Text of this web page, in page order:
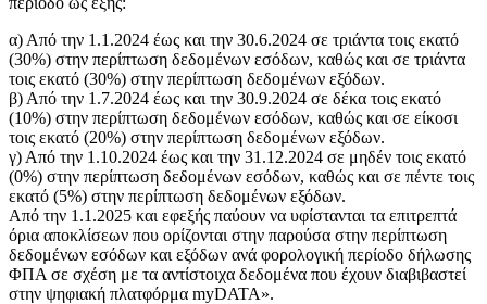
α) Από την 1.1.2024 έως και την 30.6.2024 σε τριάντα τοις εκατό
(30%) στην περίπτωση δεδομένων εσόδων, καθώς και σε τριάντα
τοις εκατό (30%) στην περίπτωση δεδομένων εξόδων.
β) Από την 1.7.2024 έως και την 30.9.2024 σε δέκα τοις εκατό
(10%) στην περίπτωση δεδομένων εσόδων, καθώς και σε είκοσι
τοις εκατό (20%) στην περίπτωση δεδομένων εξόδων.
γ) Από την 1.10.2024 έως και την 31.12.2024 σε μηδέν τοις εκατό
(0%) στην περίπτωση δεδομένων εσόδων, καθώς και σε πέντε τοις
εκατό (5%) στην περίπτωση δεδομένων εξόδων.
Από την 1.1.2025 και εφεξής παύουν να υφίστανται τα επιτρεπτά
όρια αποκλίσεων που ορίζονται στην παρούσα στην περίπτωση
δεδομένων εσόδων και εξόδων ανά φορολογική περίοδο δήλωσης
ΦΠΑ σε σχέση με τα αντίστοιχα δεδομένα που έχουν διαβιβαστεί
στην ψηφιακή πλατφόρμα myDATA».